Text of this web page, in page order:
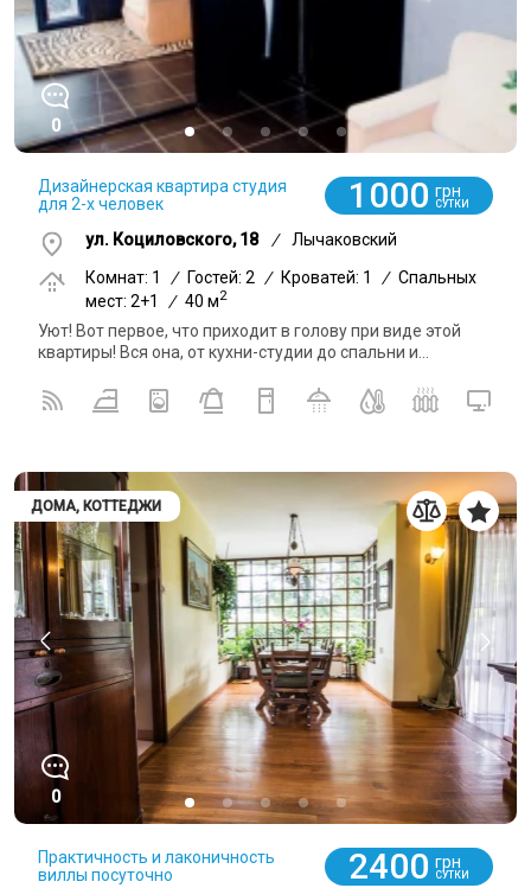
0
Дизайнерская квартира студия
для 2-х человек
1000 грн
СУТКИ
ул. Коциловского, 18 /
Лычаковский
Комнат: 1
/ Гостей: 2 / Кроватей: 1 / Спальных
мест: 2+1
/ 40 м2
Уют! Вот первое, что приходит в голову при виде этой
квартиры! Вся она, от кухни-студии до спальни и...
ДОМА, КОТТЕДЖИ
0
Практичность и лаконичность
виллы посуточно
2400 грн
СУТКИ